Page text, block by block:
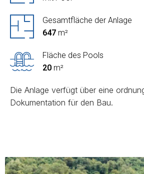
Gesamtfläche der Anlage
647 m²
Fläche des Pools
20 m²
Die Anlage verfügt über eine
Dokumentation für den Bau.